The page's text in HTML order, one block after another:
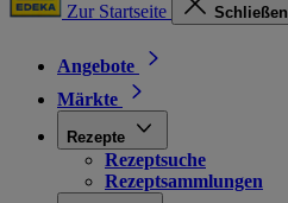
Zur Startseite Schließen
Angebote
Märkte
Rezepte
Rezeptsuche
Rezeptsammlungen